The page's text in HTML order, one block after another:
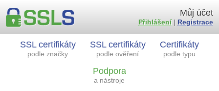
SSL certifikáty
podle značky
SSL certifikáty
podle ověření
Certifikáty
podle typu
Podpora
a nástroje
Můj účet
Přihlášení| Registrace